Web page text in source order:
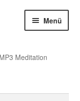
Menü
MP3 Meditation